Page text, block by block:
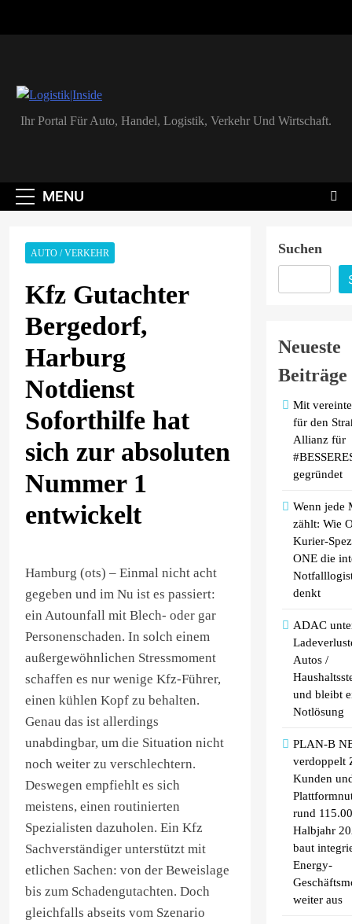
Logistik|Inside
Ihr Portal Für Auto, Handel, Logistik, Verkehr Und Wirtschaft.
MENU
AUTO / VERKEHR
Kfz Gutachter
Bergedorf,
Harburg
Notdienst
Soforthilfe hat
sich zur absoluten
Nummer 1
entwickelt
Hamburg (ots) – Einmal nicht acht
gegeben und im Nu ist es passiert:
ein Autounfall mit Blech- oder gar
Personenschaden. In solch einem
außergewöhnlichen Stressmoment
schaffen es nur wenige Kfz-Führer,
einen kühlen Kopf zu behalten.
Genau das ist allerdings
unabdingbar, um die Situation nicht
noch weiter zu verschlechtern.
Deswegen empfiehlt es sich
meistens, einen routinierten
Spezialisten dazuholen. Ein Kfz
Sachverständiger unterstützt mit
etlichen Sachen: von der Beweislage
bis zum Schadengutachten. Doch
gleichfalls abseits vom Szenario
Suchen
Neueste
Beiträge
Mit
für den
Allianz für
gegründet
Wenn jede
zählt: Wie
Kurier-
ONE die
denkt
ADAC
Autos /
und bleibt
Notlösung
PLAN-B
verdoppelt
Kunden
rund
Halbjahr
baut
Energy-
weiter aus